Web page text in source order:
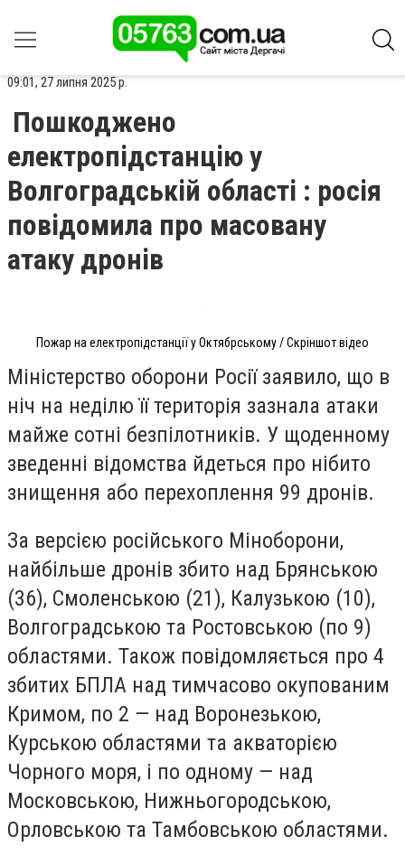
09:01, 27 липня 2025 р.
Пошкоджено
електропідстанцію у
Волгоградській області : росія
повідомила про масовану
атаку дронів
Пожар на електропідстанції у Октябрському / Скріншот відео
Міністерство оборони Росії заявило, що в
ніч на неділю її територія зазнала атаки
майже сотні безпілотників. У щоденному
зведенні відомства йдеться про нібито
знищення або перехоплення 99 дронів.
За версією російського Міноборони,
найбільше дронів збито над Брянською
(36), Смоленською (21), Калузькою (10),
Волгоградською та Ростовською (по 9)
областями. Також повідомляється про 4
збитих БПЛА над тимчасово окупованим
Кримом, по 2 — над Воронезькою,
Курською областями та акваторією
Чорного моря, і по одному — над
Московською, Нижньогородською,
Орловською та Тамбовською областями.